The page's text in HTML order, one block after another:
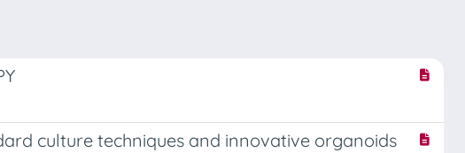
culture techniques and innovative organoids